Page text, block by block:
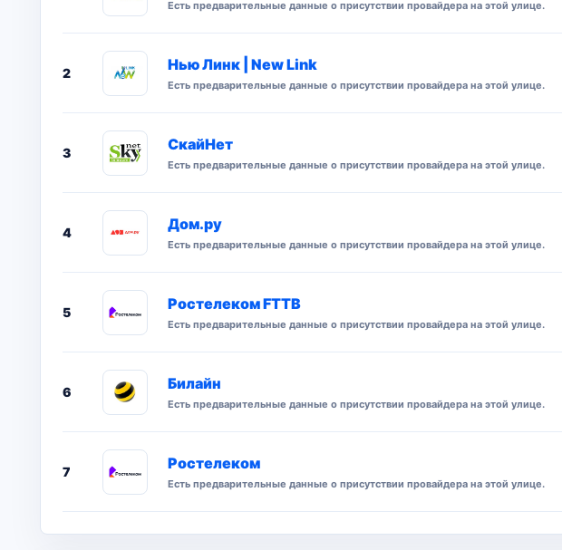
Есть предварительные данные о присутствии провайдера на этой улице.
2 Нью Линк | New Link
Есть предварительные данные о присутствии провайдера на этой улице.
3 СкайНет
Есть предварительные данные о присутствии провайдера на этой улице.
4 Дом.ру
Есть предварительные данные о присутствии провайдера на этой улице.
5 Ростелеком FTTB
Есть предварительные данные о присутствии провайдера на этой улице.
6 Билайн
Есть предварительные данные о присутствии провайдера на этой улице.
7 Ростелеком
Есть предварительные данные о присутствии провайдера на этой улице.